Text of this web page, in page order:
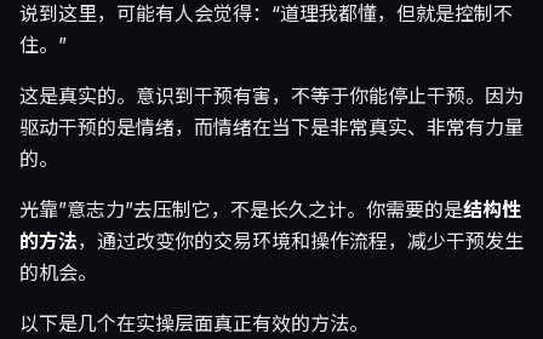
说到这里，可能有人会觉得：“道理我都懂，但就是控制不
住。”
这是真实的。意识到干预有害，不等于你能停止干预。因为
驱动干预的是情绪，而情绪在当下是非常真实、非常有力量
的。
光靠”意志力”去压制它，不是长久之计。你需要的是结构性
的方法，通过改变你的交易环境和操作流程，减少干预发生
的机会。
以下是几个在实操层面真正有效的方法。